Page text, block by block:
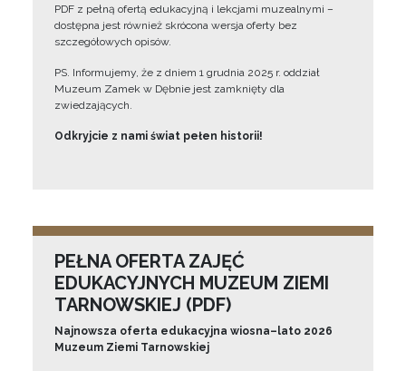
PDF z pełną ofertą edukacyjną i lekcjami muzealnymi –
dostępna jest również skrócona wersja oferty bez
szczegółowych opisów.
PS. Informujemy, że z dniem 1 grudnia 2025 r. oddział
Muzeum Zamek w Dębnie jest zamknięty dla
zwiedzających.
Odkryjcie z nami świat pełen historii!
PEŁNA OFERTA ZAJĘĆ
EDUKACYJNYCH MUZEUM ZIEMI
TARNOWSKIEJ (PDF)
Najnowsza oferta edukacyjna wiosna–lato 2026
Muzeum Ziemi Tarnowskiej